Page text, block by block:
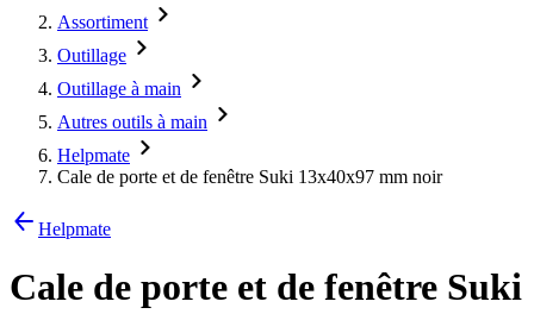
Assortiment
Outillage
Outillage à main
Autres outils à main
Helpmate
Cale de porte et de fenêtre Suki 13x40x97 mm noir
Helpmate
Cale de porte et de fenêtre Suki